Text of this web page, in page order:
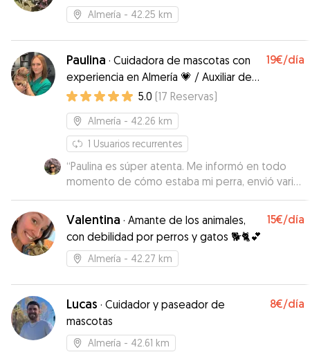
dedicado
Almería - 42.25 km
Paulina · Cuidadora de mascotas con
experiencia en Almería 💗 / Auxiliar de
Veterinaria 🩺🐾
19€/día
5.0 (17 Reservas)
Almería - 42.26 km
1 Usuarios recurrentes
“Paulina es súper atenta. Me informó en todo
momento de cómo estaba mi perra, envió varias
fotos durante el día que estuvo con ella y
respondió rápidamente cada vez que me puse
en contacto con ella. Cuando la recogí, al
despedirnos, mi perra se volvía con ella para su
casa 😄 Así que creo que no hay mejor resumen
Valentina · Amante de los animales,
con debilidad por perros y gatos 🐕🐈💕
15€/día
Almería - 42.27 km
Lucas · Cuidador y paseador de
mascotas
8€/día
Almería - 42.61 km